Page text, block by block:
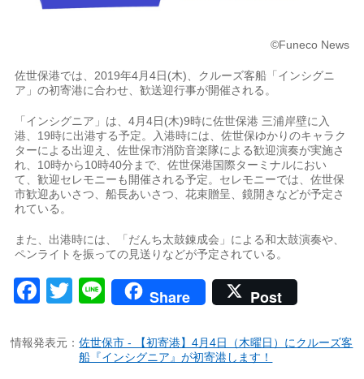
©Funeco News
佐世保港では、2019年4月4日(木)、クルーズ客船「インシグニ
ア」の初寄港に合わせ、歓送迎行事が開催される。
「インシグニア」は、4月4日(木)9時に佐世保港 三浦岸壁に入
港、19時に出港する予定。入港時には、佐世保ゆかりのキャラク
ターによる出迎え、佐世保市消防音楽隊による歓迎演奏が実施さ
れ、10時から10時40分まで、佐世保港国際ターミナルにおい
て、歓迎セレモニーも開催される予定。セレモニーでは、佐世保
市歓迎あいさつ、船長あいさつ、花束贈呈、鏡開きなどが予定さ
れている。
また、出港時には、「だんち太鼓錬成会」による和太鼓演奏や、
ペンライトを振っての見送りなどが予定されている。
Facebook
Twitter
LineShare Post
情報発表元：佐世保市 - 【初寄港】4月4日（木曜日）にクルーズ客
船『インシグニア』が初寄港します！